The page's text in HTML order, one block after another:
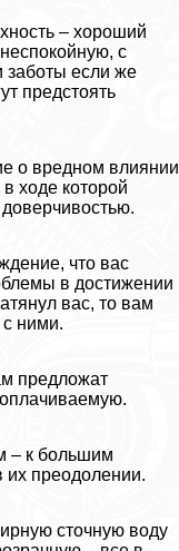
– хороший
с
заботы если же
предстоять
о вредном влиянии
ходе которой
что вас
в достижении
вас, то вам
с ними.
предложат
– к большим
их преодолении.
сточную воду